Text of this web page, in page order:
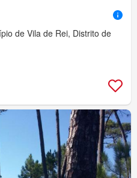
de Vila de Rei, Distrito de